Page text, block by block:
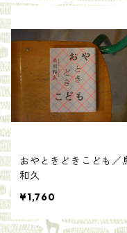
おやときどきこども／
和久
¥1,760